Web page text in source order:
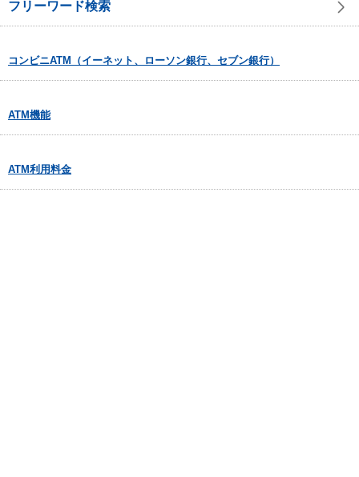
フリーワード検索
コンビニATM（イーネット、ローソン銀行、セブン銀行）
ATM機能
ATM利用料金